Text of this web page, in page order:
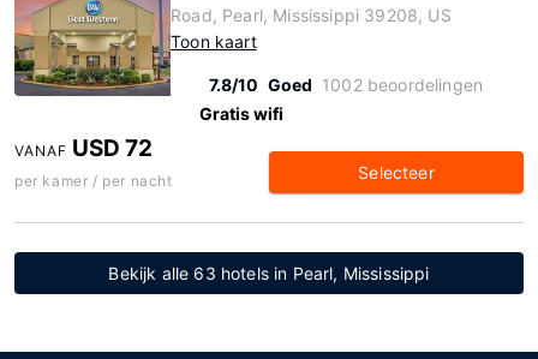
Road, Pearl, Mississippi 39208, US
Toon kaart
7.8/10 Goed 1002 beoordelingen
Gratis wifi
VANAF USD 72
per kamer / per nacht Selecteer
Bekijk alle 63 hotels in Pearl, Mississippi